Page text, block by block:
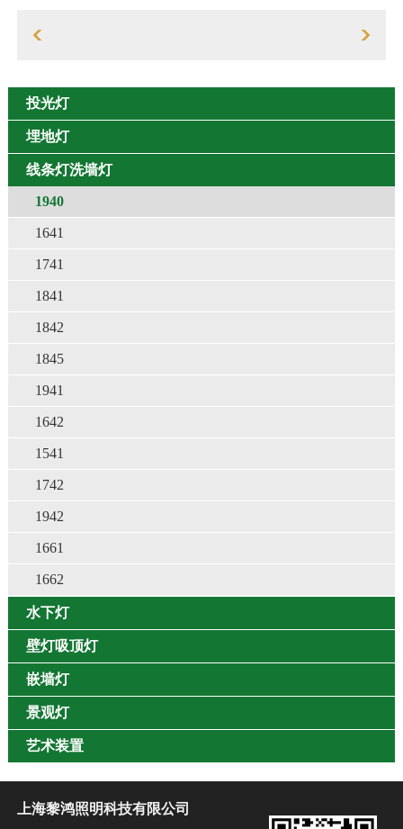
投光灯
埋地灯
线条灯洗墙灯
1940
1641
1741
1841
1842
1845
1941
1642
1541
1742
1942
1661
1662
水下灯
壁灯吸顶灯
嵌墙灯
景观灯
艺术装置
上海黎鸿照明科技有限公司